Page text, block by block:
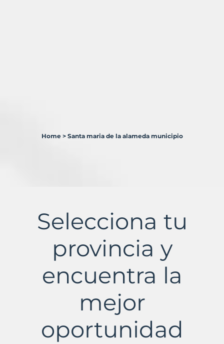
Alameda
Murbalands
Home > Santa maria de la alameda municipio
Selecciona tu
provincia y
encuentra la
mejor
oportunidad